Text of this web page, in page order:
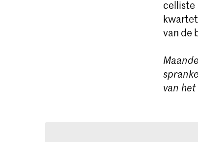
celliste
van de
van